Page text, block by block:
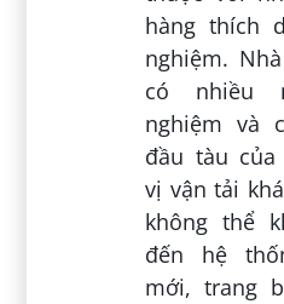
hàng thích
nghiệm.
có nhiều
nghiệm và
đầu tàu
vị vận tải
không thể
đến hệ
mới, trang